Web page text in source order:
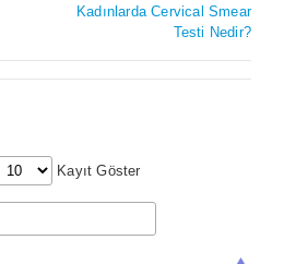
Kadınlarda Cervical Smear
Testi Nedir?
Kayıt Göster